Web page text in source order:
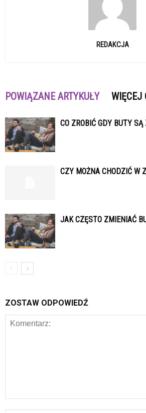
REDAKCJA
POWIĄZANE ARTYKUŁY WIĘCEJ
CO ZROBIĆ GDY BUTY
CZY MOŻNA CHODZIĆ W
JAK CZĘSTO ZMIENIAĆ
ZOSTAW ODPOWIEDŹ